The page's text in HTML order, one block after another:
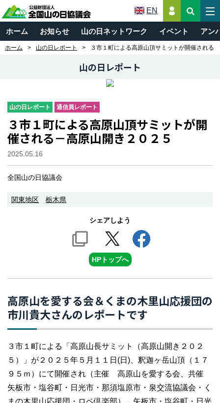
EN
ホーム お知らせ 山の日ネットワーク イベント アン
ホーム 山の日レポート ３市１町による高原山頂サミットが開催される
山の日レポート
山の日レポート 通信員レポート
３市１町による高原山頂サミットが開
催される－高原山開き２０２５
2025.05.16
全国山の日協議会
関東地区 栃木県
シェアしよう
HPトップへ
高原山を愛する会＆くまの木里山応援団の
市川貴大さんのレポートです
３市１町による「高原山長サミット（高原山開き２０２
５）」が２０２５年５月１１日(日)、釈迦ヶ岳山頂（１７
９５ｍ）にて開催され（主催 高原山を愛する会、共催
矢板市・塩谷町・日光市・那須塩原市・泉交流協議会・く
まの木里山応援団・ロペ倶楽部）、矢板市・塩谷町・日光